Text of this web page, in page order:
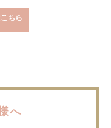
ちら
へ